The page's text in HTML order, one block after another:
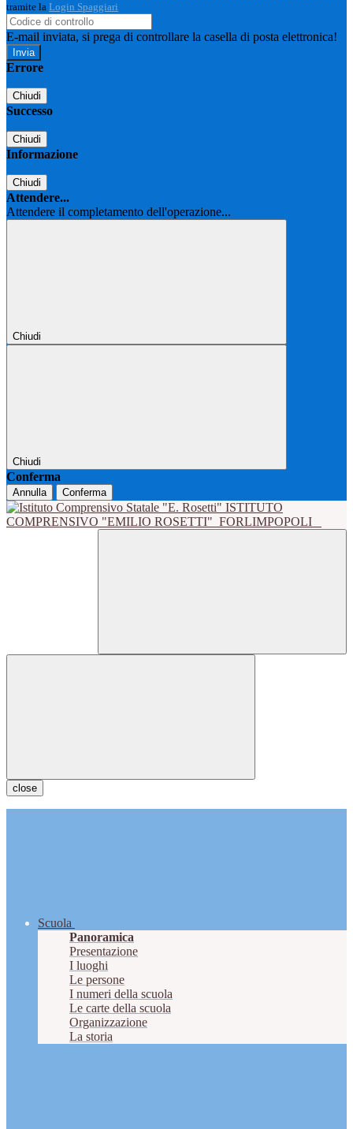
tramite la Login Spaggiari
E-mail inviata, si prega di controllare la casella di posta elettronica!
Errore
Chiudi
Successo
Chiudi
Informazione
Chiudi
Attendere...
Attendere il completamento dell'operazione...
Chiudi
Chiudi
Conferma
Annulla Conferma
ISTITUTO
COMPRENSIVO "EMILIO ROSETTI" FORLIMPOPOLI
close
Scuola
Panoramica
Presentazione
I luoghi
Le persone
I numeri della scuola
Le carte della scuola
Organizzazione
La storia